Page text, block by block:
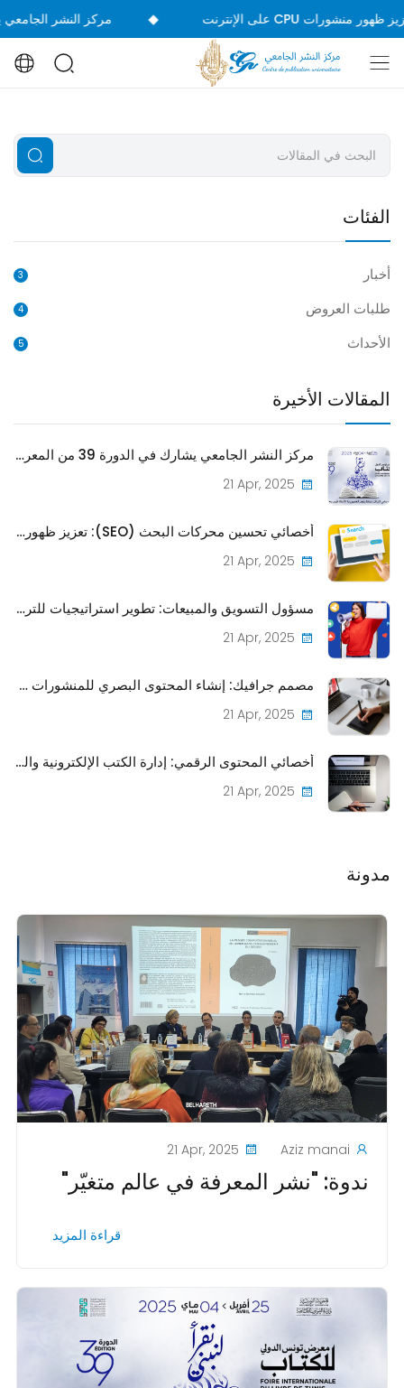
مركز النشر الجامعي يشارك
مدونة
Aziz manai
21 Apr, 2025
ندوة: "نشر المعرفة في عالم متغيّر"
قراءة المزيد
الفئات
أخبار 3
طلبات العروض 4
الأحداث 5
المقالات الأخيرة
مركز النشر الجامعي يشارك في الدورة 39 من المعرض الدولي للكتاب بتونس
21 Apr, 2025
أخصائي تحسين محركات البحث (SEO): تعزيز ظهور منشورات CPU على الإنترنت
21 Apr, 2025
مسؤول التسويق والمبيعات: تطوير استراتيجيات للترويج وبيع المنشورات
21 Apr, 2025
مصمم جرافيك: إنشاء المحتوى البصري للمنشورات والمواد الترويجية
21 Apr, 2025
أخصائي المحتوى الرقمي: إدارة الكتب الإلكترونية والمجلات عبر الإنترنت لتمثيل CPU الرقمي
21 Apr, 2025